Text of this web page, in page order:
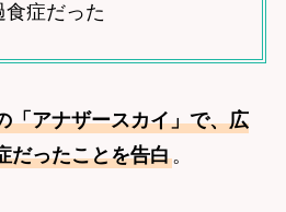
症だった
「アナザースカイ」で、広
だったことを告白。